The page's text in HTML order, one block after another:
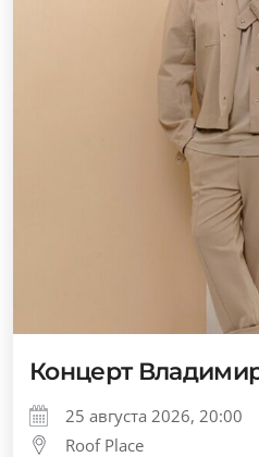
Концерт
25 августа 2026, 20:00
Roof Place